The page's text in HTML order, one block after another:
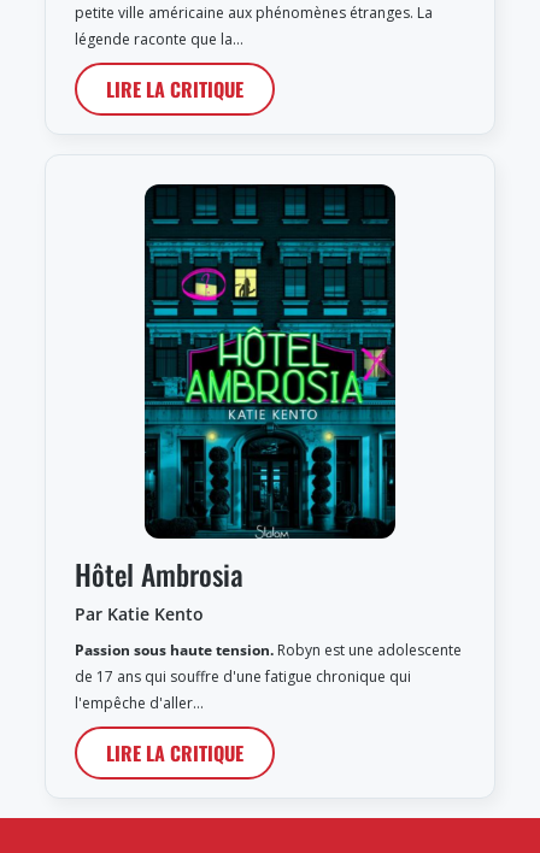
petite ville américaine aux phénomènes étranges. La
légende raconte que la…
LIRE LA CRITIQUE
Hôtel Ambrosia
Par Katie Kento
Passion sous haute tension. Robyn est une adolescente
de 17 ans qui souffre d'une fatigue chronique qui
l'empêche d'aller…
LIRE LA CRITIQUE